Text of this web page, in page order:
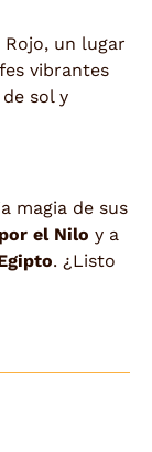
un lugar
vibrantes
sol y
magia de sus
el Nilo y a
. ¿Listo